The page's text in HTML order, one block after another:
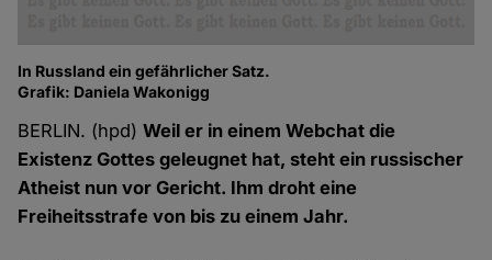
In Russland ein gefährlicher Satz.
Grafik: Daniela Wakonigg
BERLIN. (hpd)Weil er in einem Webchat die
Existenz Gottes geleugnet hat, steht ein russischer
Atheist nun vor Gericht. Ihm droht eine
Freiheitsstrafe von bis zu einem Jahr.